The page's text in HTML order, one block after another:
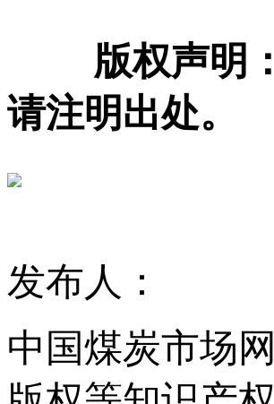
版权声明
请注明出处。
发布人：
中国煤炭市场